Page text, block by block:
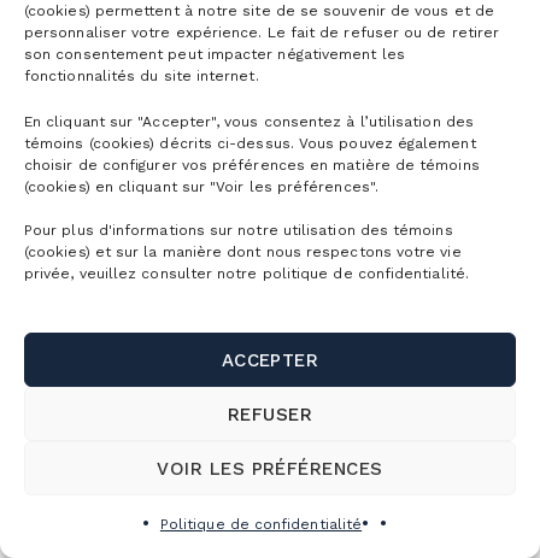
(cookies) permettent à notre site de se souvenir de vous et de
personnaliser votre expérience. Le fait de refuser ou de retirer
son consentement peut impacter négativement les
fonctionnalités du site internet.
En cliquant sur "Accepter", vous consentez à l’utilisation des
témoins (cookies) décrits ci-dessus. Vous pouvez également
choisir de configurer vos préférences en matière de témoins
(cookies) en cliquant sur "Voir les préférences".
Pour plus d'informations sur notre utilisation des témoins
(cookies) et sur la manière dont nous respectons votre vie
privée, veuillez consulter notre politique de confidentialité.
ACCEPTER
REFUSER
VOIR LES PRÉFÉRENCES
Politique de confidentialité
TORNADE
Spécification